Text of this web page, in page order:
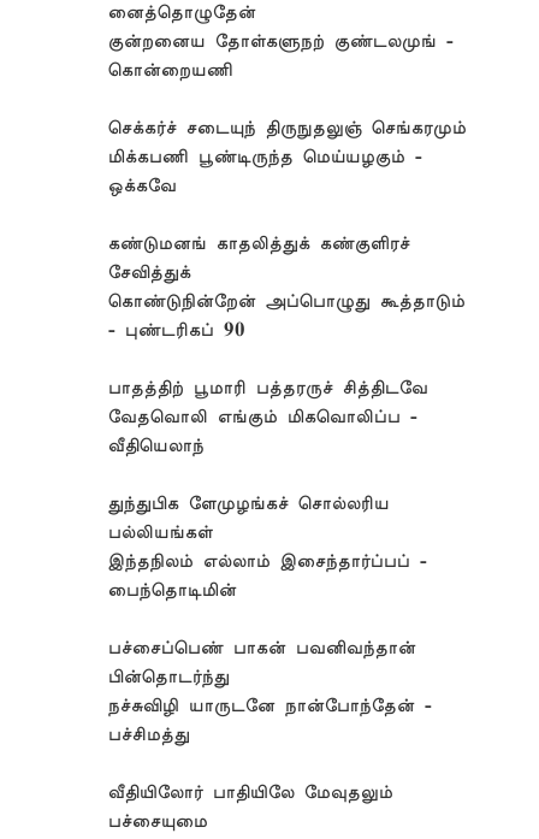
னைத்தொழுதேன்
குன்றனைய தோள்களுநற் குண்டலமுங் -
கொன்றையணி
செக்கர்ச் சடையுந் திருநுதலுஞ் செங்கரமும்
மிக்கபணி பூண்டிருந்த மெய்யழகும் -
ஒக்கவே
கண்டுமனங் காதலித்துக் கண்குளிரச்
சேவித்துக்
கொண்டுநின்றேன் அப்பொழுது கூத்தாடும்
- புண்டரிகப் 90
பாதத்திற் பூமாரி பத்தரருச் சித்திடவே
வேதவொலி எங்கும் மிகவொலிப்ப -
வீதியெலாந்
துந்துபிக ளேமுழங்கச் சொல்லரிய
பல்லியங்கள்
இந்தநிலம் எல்லாம் இசைந்தார்ப்பப் -
பைந்தொடிமின்
பச்சைப்பெண் பாகன் பவனிவந்தான்
பின்தொடர்ந்து
நச்சுவிழி யாருடனே நான்போந்தேன் -
பச்சிமத்து
வீதியிலோர் பாதியிலே மேவுதலும்
பச்சையுமை